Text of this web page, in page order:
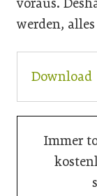
werden,
Download
Immer